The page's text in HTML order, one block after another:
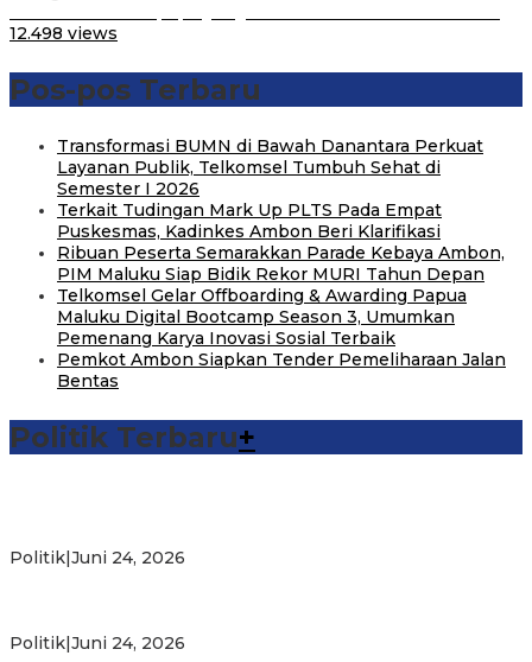
12.498 views
Pos-pos Terbaru
Transformasi BUMN di Bawah Danantara Perkuat
Layanan Publik, Telkomsel Tumbuh Sehat di
Semester I 2026
Terkait Tudingan Mark Up PLTS Pada Empat
Puskesmas, Kadinkes Ambon Beri Klarifikasi
Ribuan Peserta Semarakkan Parade Kebaya Ambon,
PIM Maluku Siap Bidik Rekor MURI Tahun Depan
Telkomsel Gelar Offboarding & Awarding Papua
Maluku Digital Bootcamp Season 3, Umumkan
Pemenang Karya Inovasi Sosial Terbaik
Pemkot Ambon Siapkan Tender Pemeliharaan Jalan
Bentas
Politik Terbaru+
Politik Juni 24, 2026
Politik Juni 24, 2026